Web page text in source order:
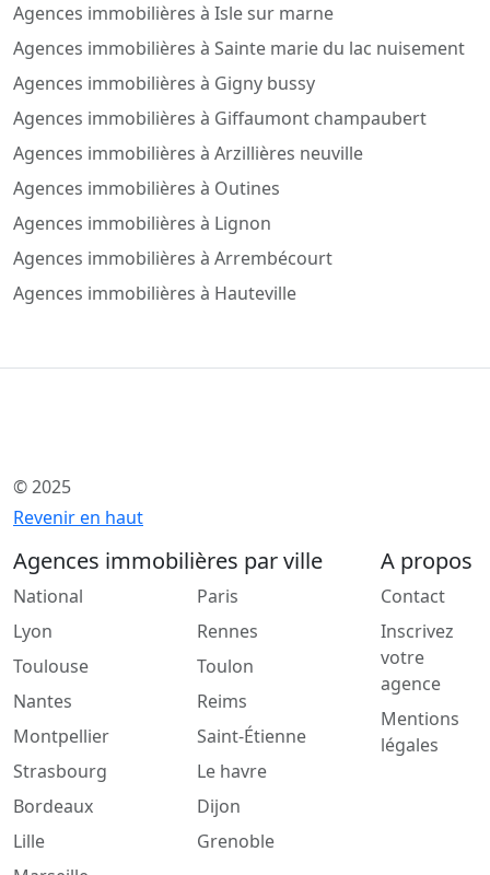
Agences immobilières à Isle sur marne
Agences immobilières à Sainte marie du lac nuisement
Agences immobilières à Gigny bussy
Agences immobilières à Giffaumont champaubert
Agences immobilières à Arzillières neuville
Agences immobilières à Outines
Agences immobilières à Lignon
Agences immobilières à Arrembécourt
Agences immobilières à Hauteville
© 2025
Revenir en haut
Agences immobilières par ville
National
Lyon
Toulouse
Nantes
Montpellier
Strasbourg
Bordeaux
Lille
Paris
Rennes
Toulon
Reims
Saint-Étienne
Le havre
Dijon
Grenoble
A propos
Contact
Inscrivez
votre
agence
Mentions
légales